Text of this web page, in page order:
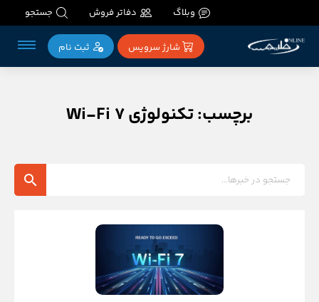
وبلاگ دفاتر فروش جستجو
شارژ سرویس ثبت‌ نام
برچسب: تکنولوژی Wi-Fi 7